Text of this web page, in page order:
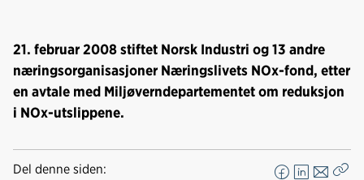
21. februar 2008 stiftet Norsk Industri og 13 andre
næringsorganisasjoner Næringslivets NOx-fond, etter
en avtale med Miljøverndepartementet om reduksjon
i NOx-utslippene.
Del denne siden: